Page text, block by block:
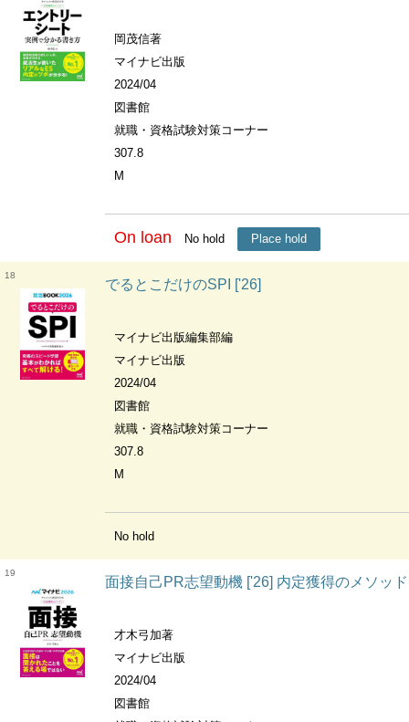
岡茂信著
マイナビ出版
2024/04
図書館
就職・資格試験対策コーナー
307.8
M
On loan No hold Place hold
18
でるとこだけのSPI ['26]
マイナビ出版編集部編
マイナビ出版
2024/04
図書館
就職・資格試験対策コーナー
307.8
M
No hold
19
面接自己PR志望動機 ['26] 内定獲得のメソッド
才木弓加著
マイナビ出版
2024/04
図書館